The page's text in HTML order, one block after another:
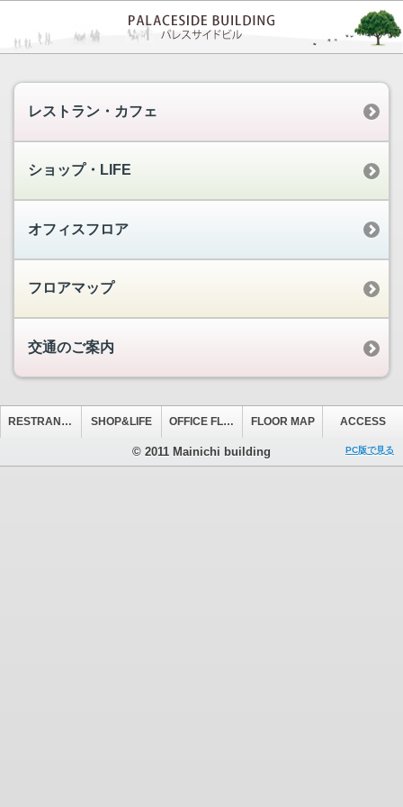
レストラン・カフェ
ショップ・LIFE
オフィスフロア
フロアマップ
交通のご案内
RESTRANT&CAFE SHOP&LIFE OFFICE FLOOR FLOOR MAP ACCESS
© 2011 Mainichi building PC版で見る